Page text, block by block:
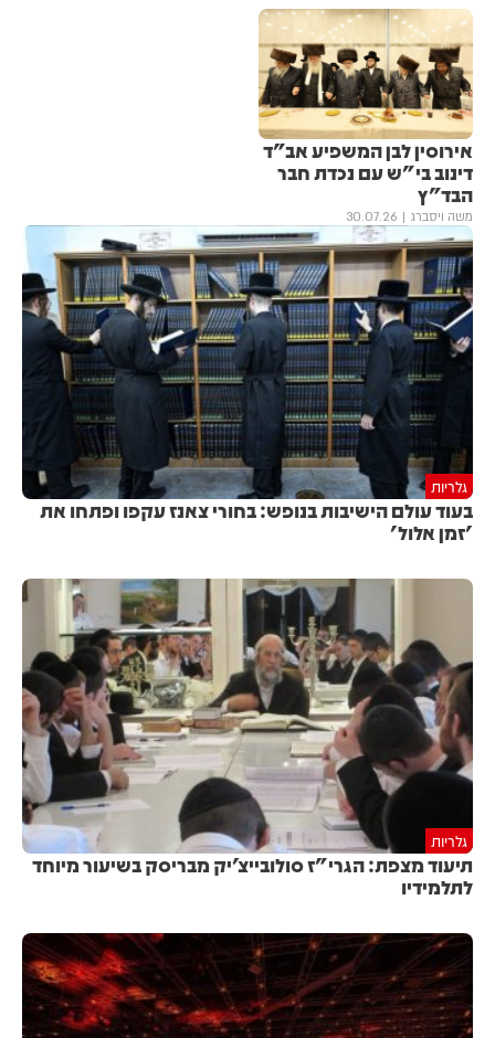
אירוסין לבן המשפיע אב"ד
דינוב בי"ש עם נכדת חבר
הבד"ץ
משה ויסברג 30.07.26
גלריות
בעוד עולם הישיבות בנופש: בחורי צאנז עקפו ופתחו את
'זמן אלול'
גלריות
תיעוד מצפת: הגרי"ז סולובייצ'יק מבריסק בשיעור מיוחד
לתלמידיו